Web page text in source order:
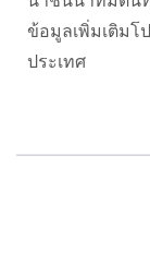
ข้อมูลเพิ่มเติมโ
ประเทศ